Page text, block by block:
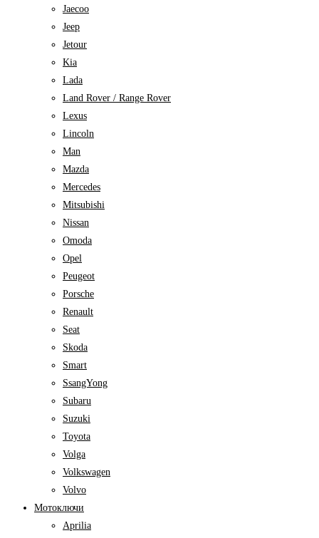
Jaecoo
Jeep
Jetour
Kia
Lada
Land Rover / Range Rover
Lexus
Lincoln
Man
Mazda
Mercedes
Mitsubishi
Nissan
Omoda
Opel
Peugeot
Porsche
Renault
Seat
Skoda
Smart
SsangYong
Subaru
Suzuki
Toyota
Volga
Volkswagen
Volvo
Мотоключи
Aprilia